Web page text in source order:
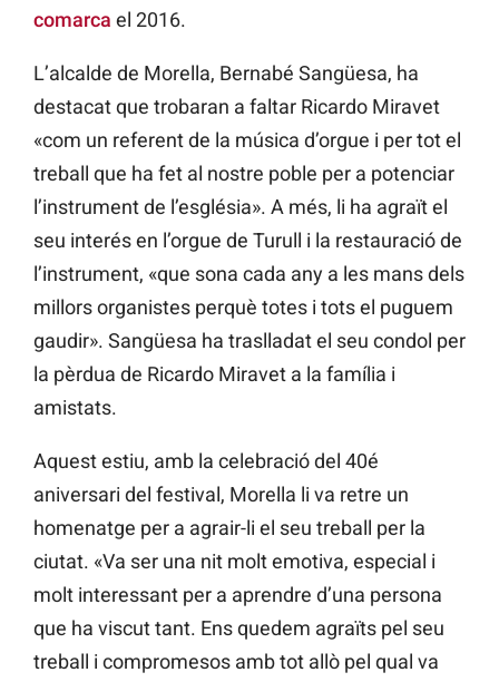
comarca el 2016.
L’alcalde de Morella, Bernabé Sangüesa, ha
destacat que trobaran a faltar Ricardo Miravet
«com un referent de la música d’orgue i per tot el
treball que ha fet al nostre poble per a potenciar
l’instrument de l’església». A més, li ha agraït el
seu interés en l’orgue de Turull i la restauració de
l’instrument, «que sona cada any a les mans dels
millors organistes perquè totes i tots el puguem
gaudir». Sangüesa ha traslladat el seu condol per
la pèrdua de Ricardo Miravet a la família i
amistats.
Aquest estiu, amb la celebració del 40é
aniversari del festival, Morella li va retre un
homenatge per a agrair-li el seu treball per la
ciutat. «Va ser una nit molt emotiva, especial i
molt interessant per a aprendre d’una persona
que ha viscut tant. Ens quedem agraïts pel seu
treball i compromesos amb tot allò pel qual va